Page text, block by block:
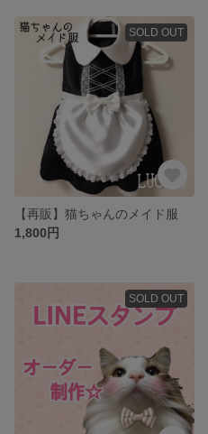
SOLD OUT
【再販】猫ちゃんのメイド服
1,800円
SOLD OUT